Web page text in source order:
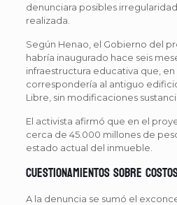
denunciara posibles
realizada.
Según Henao, el Gobierno del
habría inaugurado hace seis
infraestructura educativa que, en
correspondería al antiguo
Libre, sin modificaciones
El activista afirmó que en el
cerca de 45.000 millones de
estado actual del inmueble.
Cuestionamientos sobre
A la denuncia se sumó el